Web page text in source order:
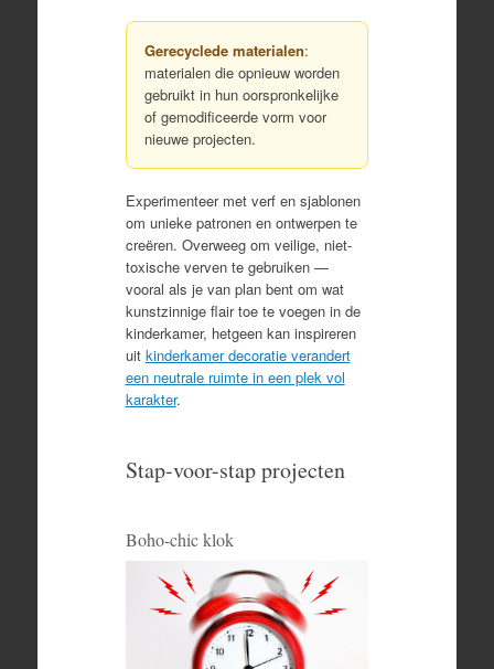
Gerecyclede materialen:
materialen die opnieuw worden
gebruikt in hun oorspronkelijke
of gemodificeerde vorm voor
nieuwe projecten.
Experimenteer met verf en sjablonen
om unieke patronen en ontwerpen te
creëren. Overweeg om veilige, niet-
toxische verven te gebruiken —
vooral als je van plan bent om wat
kunstzinnige flair toe te voegen in de
kinderkamer, hetgeen kan inspireren
uit kinderkamer decoratie verandert
een neutrale ruimte in een plek vol
karakter.
Stap-voor-stap projecten
Boho-chic klok